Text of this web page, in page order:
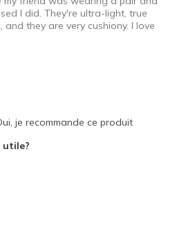
true to size
Into Shoes
I did. They're ultra-light, true
and they are very cushiony. I love
je recommande ce produit
utile?